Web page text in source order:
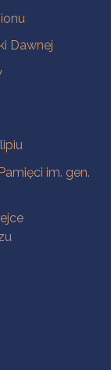
Dawnej
im. gen.